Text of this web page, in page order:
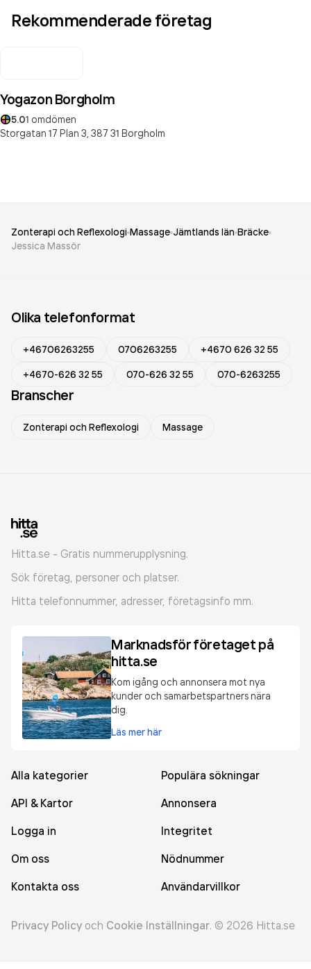
Rekommenderade företag
Yogazon Borgholm
5.01 omdömen
Storgatan 17 Plan 3, 387 31 Borgholm
Zonterapi och Reflexologi Massage Jämtlands län Bräcke
Jessica Massör
Olika telefonformat
+46706263255 0706263255
+4670 626 32 55
+4670-626 32 55
070-626 32 55 070-6263255
Branscher
Zonterapi och Reflexologi Massage
Hitta.se - Gratis nummerupplysning.
Sök företag, personer och platser.
Hitta telefonnummer, adresser, företagsinfo mm.
Marknadsför företaget på
hitta.se
Kom igång och annonsera mot nya
kunder och samarbetspartners nära
dig.
Läs mer här
Alla kategorier
Populära sökningar
API & Kartor
Annonsera
Logga in
Integritet
Om oss
Nödnummer
Kontakta oss
Användarvillkor
Privacy Policy och Cookie Inställningar. © 2026 Hitta.se